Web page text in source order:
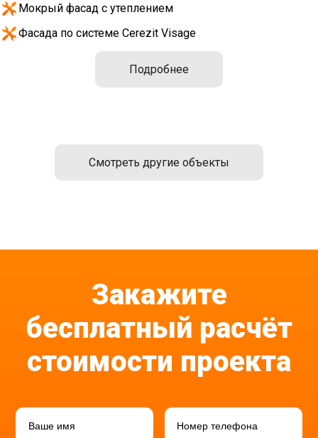
Мокрый фасад с утеплением
Фасада по системе Cerezit Visage
Подробнее
Смотреть другие объекты
Закажите
бесплатный расчёт
стоимости проекта